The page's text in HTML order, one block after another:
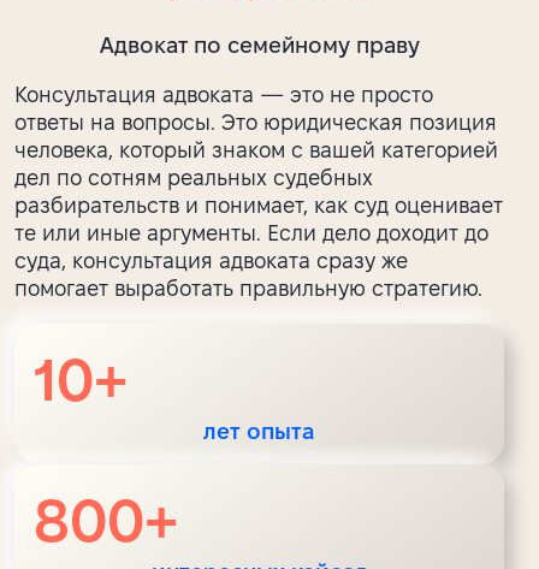
Адвокат по семейному праву
Консультация адвоката — это не просто
ответы на вопросы. Это юридическая позиция
человека, который знаком с вашей категорией
дел по сотням реальных судебных
разбирательств и понимает, как суд оценивает
те или иные аргументы. Если дело доходит до
суда, консультация адвоката сразу же
помогает выработать правильную стратегию.
10+
лет опыта
800+